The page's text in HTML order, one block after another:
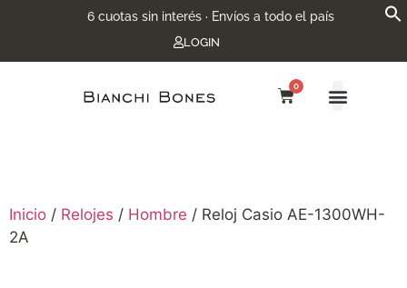
6 cuotas sin interés · Envíos a todo el país
LOGIN
0
Inicio / Relojes / Hombre / Reloj Casio AE-1300WH-
2A